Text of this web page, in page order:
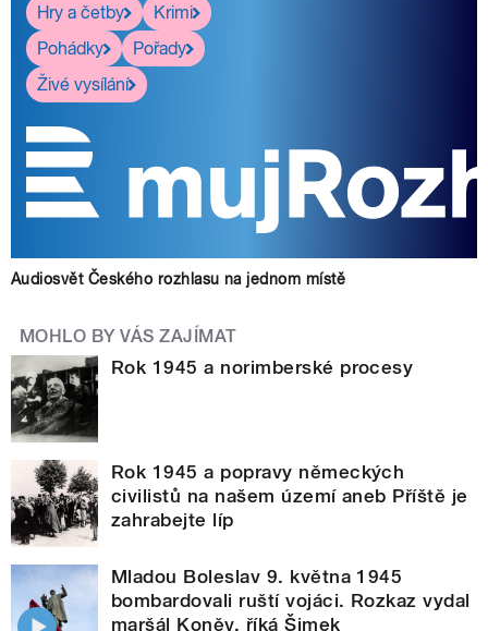
Hry a četby
Krimi
Pohádky
Pořady
Živé vysílání
Audiosvět Českého rozhlasu na jednom místě
MOHLO BY VÁS ZAJÍMAT
Rok 1945 a norimberské procesy
Rok 1945 a popravy německých
civilistů na našem území aneb Příště je
zahrabejte líp
Mladou Boleslav 9. května 1945
bombardovali ruští vojáci. Rozkaz vydal
maršál Koněv, říká Šimek